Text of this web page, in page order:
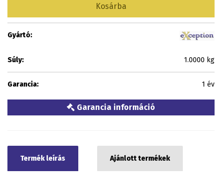
Kosárba
Gyártó:
Súly: 1.0000 kg
Garancia: 1 év
Garancia információ
Termék leírás Ajánlott termékek